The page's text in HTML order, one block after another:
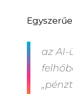
az AI-
„